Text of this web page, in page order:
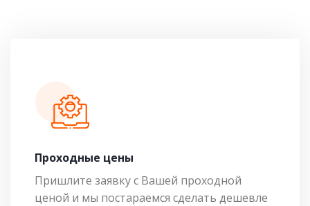
Проходные цены
Пришлите заявку с Вашей проходной
ценой и мы постараемся сделать дешевле